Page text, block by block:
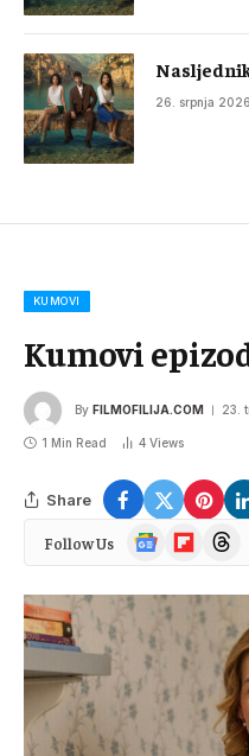
26. srpnja 2026.
KUMOVI
Kumovi
By FILMOFILIJA.COM 23.
1 Min Read 4 Views
Share
Follow Us
Google
News
FlipboardThreads